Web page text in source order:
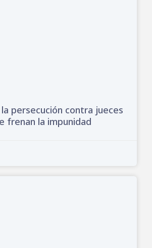
persecución contra jueces
frenan la impunidad